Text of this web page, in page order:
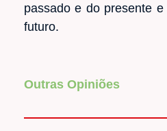
passado e do presente
futuro.
Outras Opiniões